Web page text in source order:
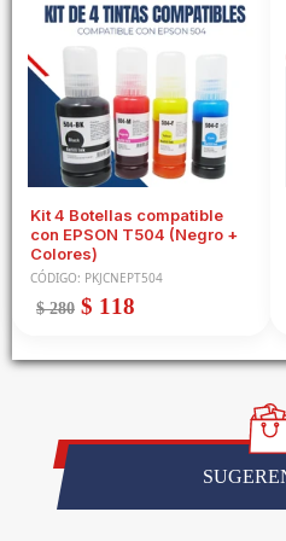
Kit 4 Botellas compatible
con EPSON T504 (Negro +
Colores)
CÓDIGO: PKJCNEPT504
Precio
$ 280 Precio
$ 118